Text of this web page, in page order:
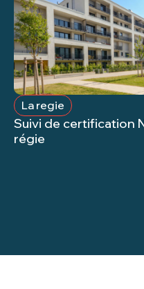
La regie
Suivi de certification
régie